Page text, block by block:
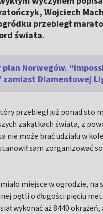
Wojciech
przebiegł
świata.
plan Norwegów.
zamiast Diamentowej
przebiegł już ponad sto
zakątkach świata, z
nie może brać udziału w
sam zorganizować
miejsce w ogrodzie, na
pętli o długości pięciu
wykonać aż 8440